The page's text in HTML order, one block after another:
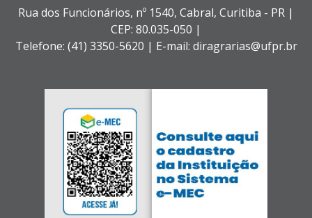
Rua dos Funcionários, nº 1540, Cabral, Curitiba - PR |
CEP: 80.035-050 |
Telefone: (41) 3350-5620 | E-mail: diragrarias@ufpr.br